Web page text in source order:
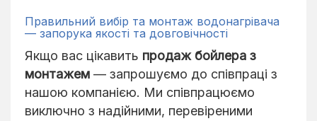
Правильний вибір та монтаж водонагрівача
— запорука якості та довговічності
Якщо вас цікавить продаж бойлера з
монтажем — запрошуємо до співпраці з
нашою компанією. Ми співпрацюємо
виключно з надійними, перевіреними